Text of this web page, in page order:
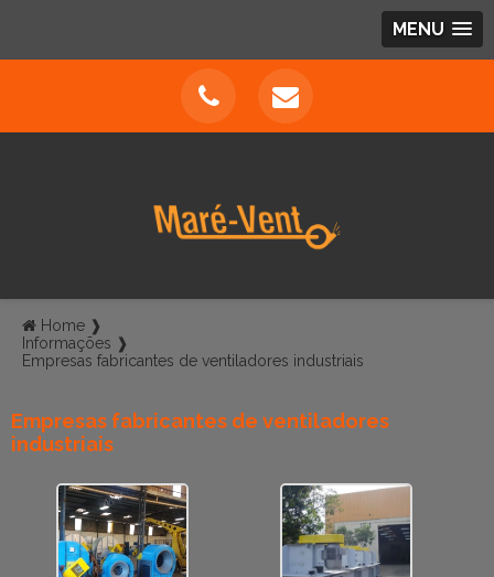
MENU
Home ❱
Informações ❱
Empresas fabricantes de ventiladores industriais
Empresas fabricantes de ventiladores
industriais